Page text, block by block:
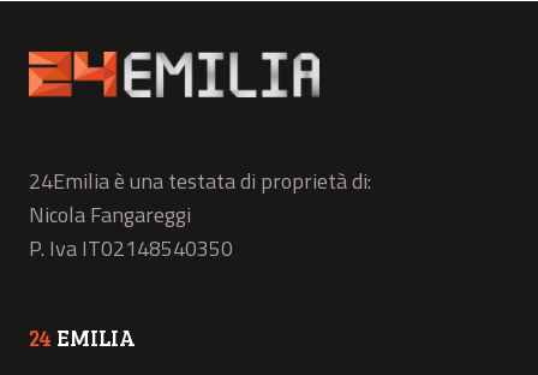
24Emilia è una testata di proprietà di:
Nicola Fangareggi
P. Iva IT02148540350
24 EMILIA